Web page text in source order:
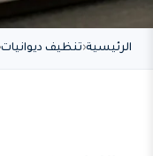
الرئيسية تنظيف ديوانيات